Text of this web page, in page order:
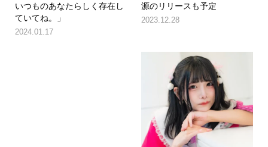
いつものあなたらしく存在し
ていてね。」
2024.01.17
源のリリースも予定
2023.12.28